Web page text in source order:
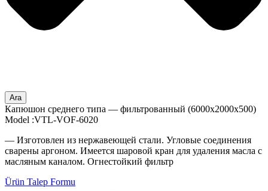
Ara
Капюшон среднего типа — фильтрованный (6000x2000x500)
Model :VTL-VOF-6020
— Изготовлен из нержавеющей стали. Угловые соединения
сварены аргоном. Имеется шаровой кран для удаления масла с
масляным каналом. Огнестойкий фильтр
Ürün Talep Formu